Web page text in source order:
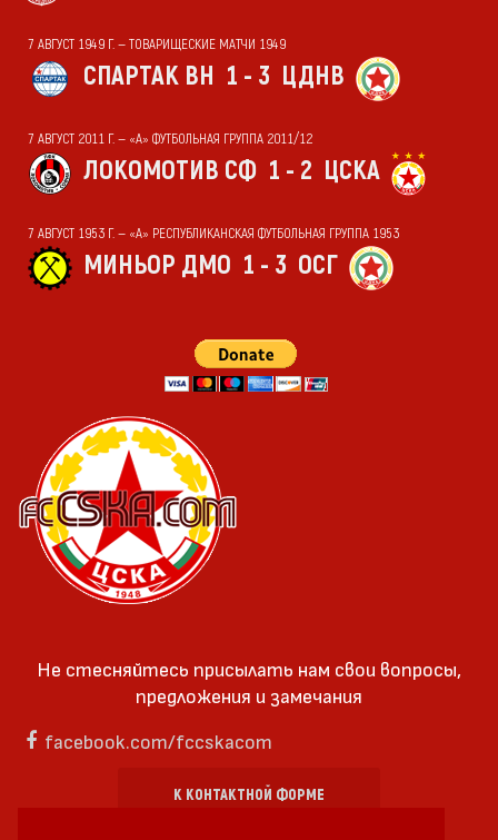
7 АВГУСТ 1949 Г. — ТОВАРИЩЕСКИЕ МАТЧИ 1949
СПАРТАК ВН 1 - 3 ЦДНВ
7 АВГУСТ 2011 Г. — «А» ФУТБОЛЬНАЯ ГРУППА 2011/12
ЛОКОМОТИВ СФ 1 - 2 ЦСКА
7 АВГУСТ 1953 Г. — «А» РЕСПУБЛИКАНСКАЯ ФУТБОЛЬНАЯ ГРУППА 1953
МИНЬОР ДМО 1 - 3 ОСГ
Не стесняйтесь присылать нам свои вопросы,
предложения и замечания
facebook.com/fccskacom
К КОНТАКТНОЙ ФОРМЕ